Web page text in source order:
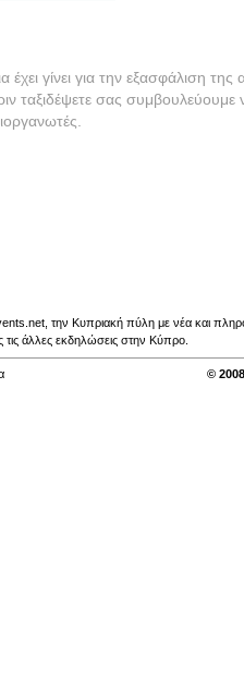
γίνει για την εξασφάλιση της
ταξιδέψετε σας συμβουλεύουμε
την Κυπριακή πύλη με νέα και
τις άλλες εκδηλώσεις στην Κύπρο.
©